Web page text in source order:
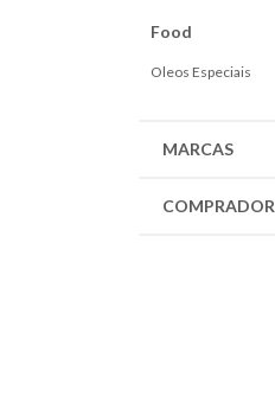
Food
Oleos Especiais
MARCAS
COMPRADOR